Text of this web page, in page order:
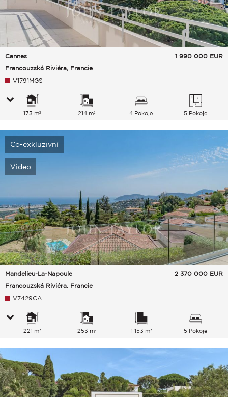
Cannes
Francouzská Riviéra, Francie
1 990 000 EUR
V1791MGS
173 m² 214 m² 4 Pokoje 5 Pokoje
Co-exkluzivní
Video
Mandelieu-La-Napoule
Francouzská Riviéra, Francie
2 370 000 EUR
V7429CA
221 m² 253 m² 1 153 m² 5 Pokoje